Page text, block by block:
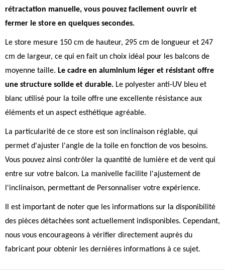
rétractation manuelle, vous pouvez facilement ouvrir et
fermer le store en quelques secondes.
Le store mesure 150 cm de hauteur, 295 cm de longueur et 247
cm de largeur, ce qui en fait un choix idéal pour les balcons de
moyenne taille. Le cadre en aluminium léger et résistant offre
une structure solide et durable. Le polyester anti-UV bleu et
blanc utilisé pour la toile offre une excellente résistance aux
éléments et un aspect esthétique agréable.
La particularité de ce store est son inclinaison réglable, qui
permet d'ajuster l'angle de la toile en fonction de vos besoins.
Vous pouvez ainsi contrôler la quantité de lumière et de vent qui
entre sur votre balcon. La manivelle facilite l'ajustement de
l'inclinaison, permettant de Personnaliser votre expérience.
Il est important de noter que les informations sur la disponibilité
des pièces détachées sont actuellement indisponibles. Cependant,
nous vous encourageons à vérifier directement auprès du
fabricant pour obtenir les dernières informations à ce sujet.